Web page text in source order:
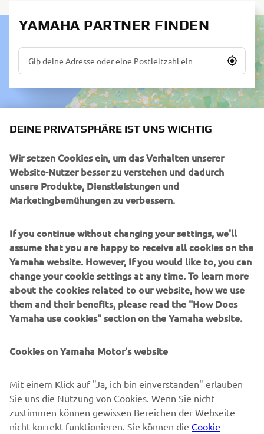
YAMAHA PARTNER FINDEN
UNTERNEHMEN
B2B
MEHR YAMAHA
SUPPORT
NEWSLETTER
Sonderveranstaltungen, Neuerscheinungen und vielem mehr.
DEINE PRIVATSPHÄRE IST UNS WICHTIG
Wir setzen Cookies ein, um das Verhalten unserer
Website-Nutzer besser zu verstehen und dadurch
unsere Produkte, Dienstleistungen und
Marketingbemühungen zu verbessern.
If you continue without changing your settings, we'll
assume that you are happy to receive all cookies on the
Yamaha website. However, If you would like to, you can
change your cookie settings at any time. To learn more
about the cookies related to our website, how we use
them and their benefits, please read the "How Does
Yamaha use cookies" section on the Yamaha website.
Cookies on Yamaha Motor's website
Mit einem Klick auf "Ja, ich bin einverstanden" erlauben
Sie uns die Nutzung von Cookies. Wenn Sie nicht
zustimmen können gewissen Bereichen der Webseite
nicht korrekt funktionieren. Sie können die Cookie